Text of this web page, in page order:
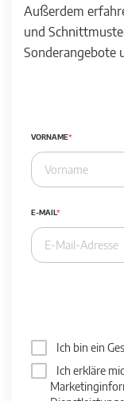
Außerdem
und
Sonderangebote
VORNAME
E-MAIL
Ich bin ein
Ich erkläre